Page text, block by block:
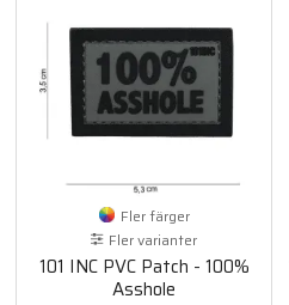
Fler färger
Fler varianter
101 INC PVC Patch - 100%
Asshole